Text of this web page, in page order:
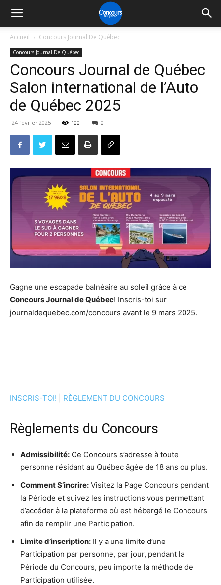
Accueil Concours Journal De Québec
Concours Journal De Québec
Concours Journal de Québec
Salon international de l’Auto
de Québec 2025
24 février 2025 100 0
Gagne une escapade balnéaire au soleil grâce à ce
Concours Journal de Québec! Inscris-toi sur
journaldequebec.com/concours avant le 9 mars 2025.
INSCRIS-TOI! RÈGLEMENT DU CONCOURS
Règlements du Concours
Admissibilité: Ce Concours s’adresse à toute
personne résidant au Québec âgée de 18 ans ou plus.
Comment S’incrire: Visitez la Page Concours pendant
la Période et suivez les instructions vous permettant
d’accéder à la plateforme où est hébergé le Concours
afin de remplir une Participation.
Limite d’inscription: Il y a une limite d’une
Participation par personne, par jour, pendant la
Période du Concours, peu importe la méthode de
Participation utilisée.